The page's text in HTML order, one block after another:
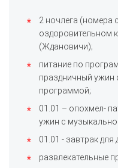
2 ночлега (номера
оздоровительном
(Ждановичи);
питание по
праздничный ужин
программой;
01.01 – опохмел-
ужин с
01.01 - завтрак для
развлекательные